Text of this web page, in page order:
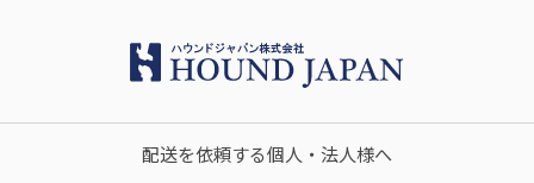
配送を依頼する個人・法人様へ